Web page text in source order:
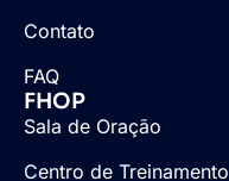
Contato
FAQ
FHOP
Sala de Oração
Centro de Treinamento